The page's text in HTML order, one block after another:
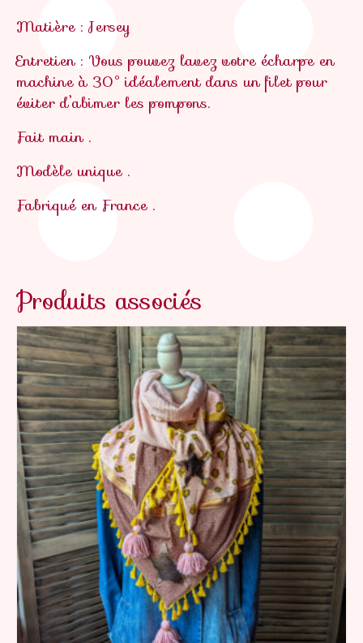
Matière : Jersey
Entretien : Vous pouvez lavez votre écharpe en
machine à 30° idéalement dans un filet pour
éviter d’abimer les pompons.
Fait main .
Modèle unique .
Fabriqué en France .
Produits associés